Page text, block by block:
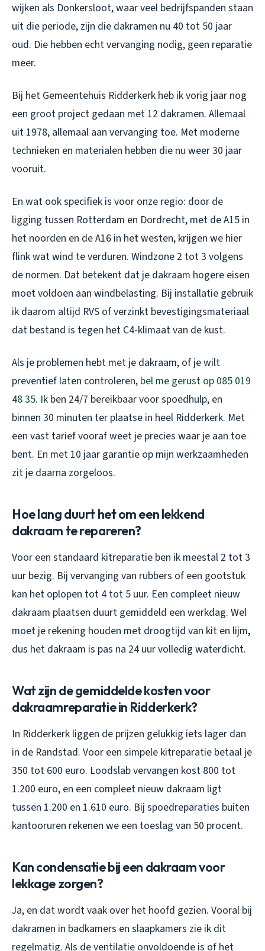
wijken als Donkersloot, waar veel bedrijfspanden staan
uit die periode, zijn die dakramen nu 40 tot 50 jaar
oud. Die hebben echt vervanging nodig, geen reparatie
meer.
Bij het Gemeentehuis Ridderkerk heb ik vorig jaar nog
een groot project gedaan met 12 dakramen. Allemaal
uit 1978, allemaal aan vervanging toe. Met moderne
technieken en materialen hebben die nu weer 30 jaar
vooruit.
En wat ook specifiek is voor onze regio: door de
ligging tussen Rotterdam en Dordrecht, met de A15 in
het noorden en de A16 in het westen, krijgen we hier
flink wat wind te verduren. Windzone 2 tot 3 volgens
de normen. Dat betekent dat je dakraam hogere eisen
moet voldoen aan windbelasting. Bij installatie gebruik
ik daarom altijd RVS of verzinkt bevestigingsmateriaal
dat bestand is tegen het C4-klimaat van de kust.
Als je problemen hebt met je dakraam, of je wilt
preventief laten controleren, bel me gerust op 085 019
48 35. Ik ben 24/7 bereikbaar voor spoedhulp, en
binnen 30 minuten ter plaatse in heel Ridderkerk. Met
een vast tarief vooraf weet je precies waar je aan toe
bent. En met 10 jaar garantie op mijn werkzaamheden
zit je daarna zorgeloos.
Hoe lang duurt het om een lekkend
dakraam te repareren?
Voor een standaard kitreparatie ben ik meestal 2 tot 3
uur bezig. Bij vervanging van rubbers of een gootstuk
kan het oplopen tot 4 tot 5 uur. Een compleet nieuw
dakraam plaatsen duurt gemiddeld een werkdag. Wel
moet je rekening houden met droogtijd van kit en lijm,
dus het dakraam is pas na 24 uur volledig waterdicht.
Wat zijn de gemiddelde kosten voor
dakraamreparatie in Ridderkerk?
In Ridderkerk liggen de prijzen gelukkig iets lager dan
in de Randstad. Voor een simpele kitreparatie betaal je
350 tot 600 euro. Loodslab vervangen kost 800 tot
1.200 euro, en een compleet nieuw dakraam ligt
tussen 1.200 en 1.610 euro. Bij spoedreparaties buiten
kantooruren rekenen we een toeslag van 50 procent.
Kan condensatie bij een dakraam voor
lekkage zorgen?
Ja, en dat wordt vaak over het hoofd gezien. Vooral bij
dakramen in badkamers en slaapkamers zie ik dit
regelmatig. Als de ventilatie onvoldoende is of het